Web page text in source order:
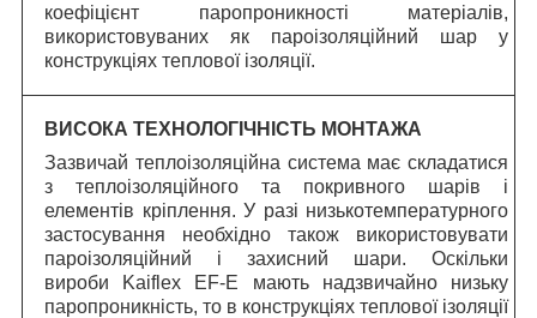
коефіцієнт паропроникності матеріалів,
використовуваних як пароізоляційний шар у
конструкціях теплової ізоляції.
ВИСОКА ТЕХНОЛОГІЧНІСТЬ МОНТАЖА
Зазвичай теплоізоляційна система має складатися
з теплоізоляційного та покривного шарів і
елементів кріплення. У разі низькотемпературного
застосування необхідно також використовувати
пароізоляційний і захисний шари. Оскільки
вироби Kaiflex EF-E мають надзвичайно низьку
паропроникність, то в конструкціях теплової ізоляції